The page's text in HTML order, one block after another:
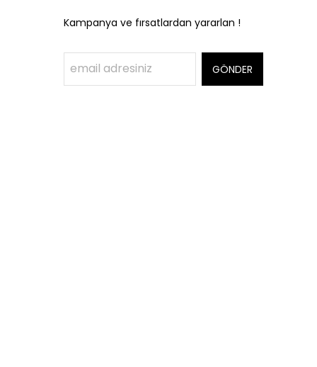
Kampanya ve fırsatlardan yararlan !
GÖNDER